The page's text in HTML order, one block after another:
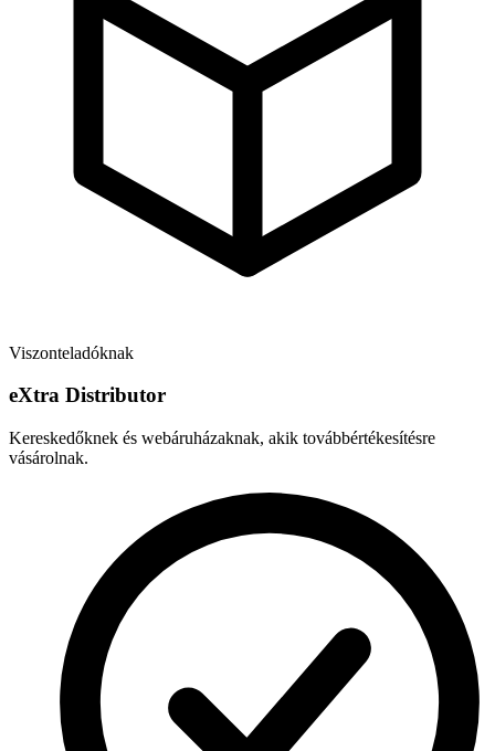
Viszonteladóknak
eXtra Distributor
Kereskedőknek és webáruházaknak, akik továbbértékesítésre
vásárolnak.